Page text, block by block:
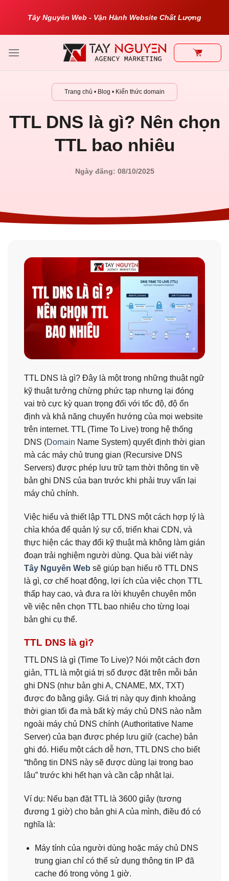
Tây Nguyên Web - Vận Hành Website Chất Lượng
Trang chủ • Blog • Kiến thức domain
TTL DNS là gì? Nên chọn
TTL bao nhiêu
Ngày đăng: 08/10/2025
TTL DNS là gì? Đây là một trong những thuật ngữ
kỹ thuật tưởng chừng phức tạp nhưng lại đóng
vai trò cực kỳ quan trọng đối với tốc độ, độ ổn
định và khả năng chuyển hướng của mọi website
trên internet. TTL (Time To Live) trong hệ thống
DNS (Domain Name System) quyết định thời gian
mà các máy chủ trung gian (Recursive DNS
Servers) được phép lưu trữ tạm thời thông tin về
bản ghi DNS của bạn trước khi phải truy vấn lại
máy chủ chính.
Việc hiểu và thiết lập TTL DNS một cách hợp lý là
chìa khóa để quản lý sự cố, triển khai CDN, và
thực hiện các thay đổi kỹ thuật mà không làm gián
đoạn trải nghiệm người dùng. Qua bài viết này
Tây Nguyên Web sẽ giúp bạn hiểu rõ TTL DNS
là gì, cơ chế hoạt động, lợi ích của việc chọn TTL
thấp hay cao, và đưa ra lời khuyên chuyên môn
về việc nên chọn TTL bao nhiêu cho từng loại
bản ghi cụ thể.
TTL DNS là gì?
TTL DNS là gì (Time To Live)? Nói một cách đơn
giản, TTL là một giá trị số được đặt trên mỗi bản
ghi DNS (như bản ghi A, CNAME, MX, TXT)
được đo bằng giây. Giá trị này quy định khoảng
thời gian tối đa mà bất kỳ máy chủ DNS nào nằm
ngoài máy chủ DNS chính (Authoritative Name
Server) của bạn được phép lưu giữ (cache) bản
ghi đó. Hiểu một cách dễ hơn, TTL DNS cho biết
“thông tin DNS này sẽ được dùng lại trong bao
lâu” trước khi hết hạn và cần cập nhật lại.
Ví dụ: Nếu bạn đặt TTL là 3600 giây (tương
đương 1 giờ) cho bản ghi A của mình, điều đó có
nghĩa là:
Máy tính của người dùng hoặc máy chủ DNS
trung gian chỉ có thể sử dụng thông tin IP đã
cache đó trong vòng 1 giờ.